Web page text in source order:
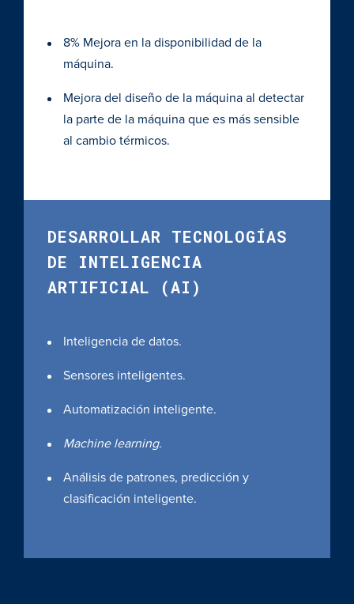
8% Mejora en la disponibilidad de la
máquina.
Mejora del diseño de la máquina al detectar
la parte de la máquina que es más sensible
al cambio térmicos.
DESARROLLAR TECNOLOGÍAS
DE INTELIGENCIA
ARTIFICIAL (AI)
Inteligencia de datos.
Sensores inteligentes.
Automatización inteligente.
Machine learning.
Análisis de patrones, predicción y
clasificación inteligente.